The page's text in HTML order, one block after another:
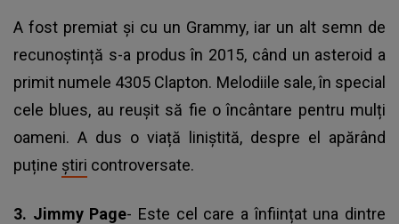
A fost premiat și cu un Grammy, iar un alt semn de
recunoștință s-a produs în 2015, când un asteroid a
primit numele 4305 Clapton. Melodiile sale, în special
cele blues, au reușit să fie o încântare pentru mulți
oameni. A dus o viață liniștită, despre el apărând
puține știri controversate.
3. Jimmy Page- Este cel care a înființat una dintre